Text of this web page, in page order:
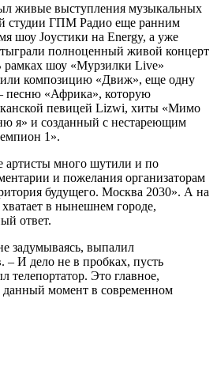
живые выступления музыкальных
студии ГПМ Радио еще ранним
шоу Joyстики на Energy, а уже
полноценный живой концерт
рамках шоу «Мурзилки Live»
композицию «Движ», еще одну
«Африка», которую
певицей Lizwi, хиты «Мимо
я» и созданный с нестареющим
1».
артисты много шутили и по
и пожелания организаторам
будущего. Москва 2030». А на
в нынешнем городе,
ответ.
задумываясь, выпалил
И дело не в пробках, пусть
телепортатор. Это главное,
данный момент в современном